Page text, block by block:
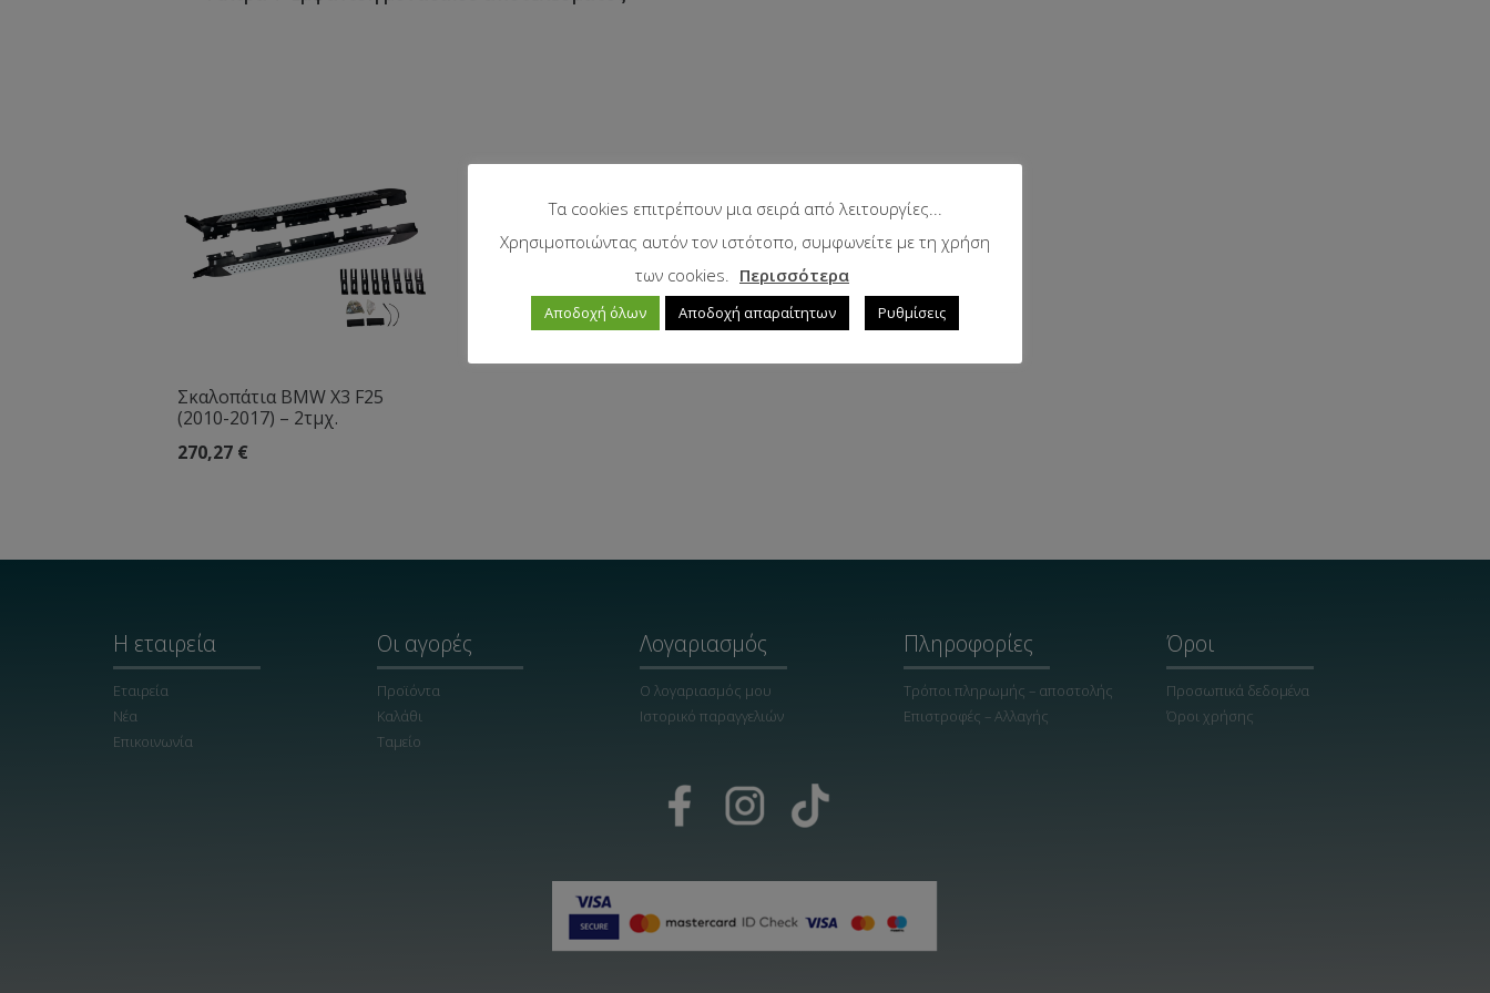
Σκαλοπάτια BMW X3 F25
(2010-2017) – 2τμχ.
270,27 €
Η εταιρεία
Εταιρεία
Νέα
Επικοινωνία
Οι αγορές
Προϊόντα
Καλάθι
Ταμείο
Λογαριασμός
Ο λογαριασμός μου
Ιστορικό παραγγελιών
Πληροφορίες
Τρόποι πληρωμής – αποστολής
Επιστροφές – Αλλαγής
Όροι
Προσωπικά δεδομένα
Όροι χρήσης
Τα cookies επιτρέπουν μια σειρά από λειτουργίες...
Χρησιμοποιώντας αυτόν τον ιστότοπο, συμφωνείτε με τη χρήση
των cookies. Περισσότερα
Αποδοχή όλων Αποδοχή απαραίτητων Ρυθμίσεις